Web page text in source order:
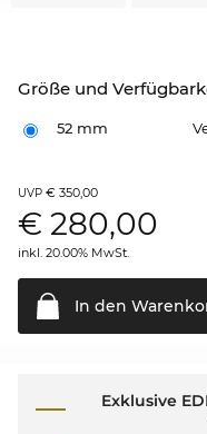
Größe und
52 mm
UVP € 350,00
€ 280,00
inkl. 20.00% MwSt.
In den
Exklusive